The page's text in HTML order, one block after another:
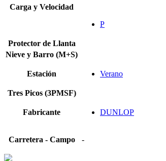
Carga y Velocidad
P
Protector de Llanta
Nieve y Barro (M+S)
Estación Verano
Tres Picos (3PMSF)
Fabricante DUNLOP
Carretera - Campo -